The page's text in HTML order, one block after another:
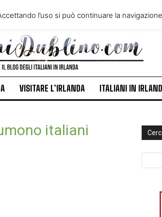
VIVERE IN IRLANDA
ITALIANI IN IRLANDA
NEWS
VISITARE L’IRLANDA ITALIANI IN
italiani
l’uso si può continuare la